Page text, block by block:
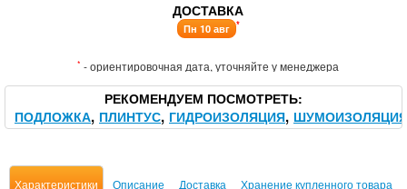
ДОСТАВКА
Пн 10 авг *
* - ориентировочная дата, уточняйте у менеджера
РЕКОМЕНДУЕМ ПОСМОТРЕТЬ
ПОДЛОЖКА ПЛИНТУС ГИДРОИЗОЛЯЦИЯ ШУМОИЗОЛЯЦИЯ
Характеристики Описание Доставка Хранение купленного товара